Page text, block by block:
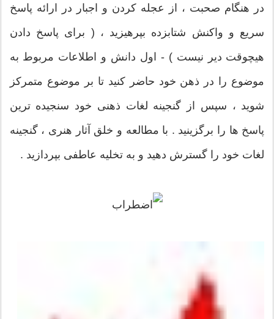
در هنگام صحبت ، از عجله كردن و اجبار در ارائه پاسخ
سریع و واكنش شتابزده بپرهیزید ، ( برای پاسخ دادن
هیچوقت دیر نیست ) - اول دانش و اطلاعات مربوط به
موضوع را در ذهن خود حاضر كنید تا بر موضوع متمركز
شوید ، سپس از گنجینه لغات ذهنی خود سنجیده ترین
پاسخ ها را برگزینید . با مطالعه و خلق آثار هنری ، گنجینه
لغات خود را گسترش دهید و به تخلیه عاطفی بپردازید .